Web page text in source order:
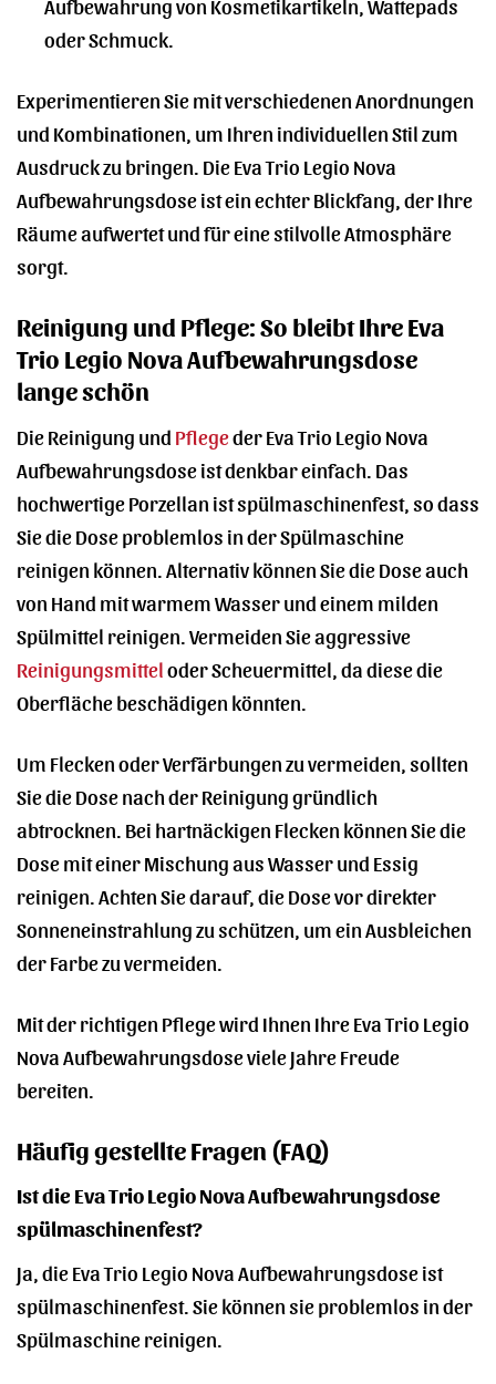
Aufbewahrung von Kosmetikartikeln, Wattepads
oder Schmuck.
Experimentieren Sie mit verschiedenen Anordnungen
und Kombinationen, um Ihren individuellen Stil zum
Ausdruck zu bringen. Die Eva Trio Legio Nova
Aufbewahrungsdose ist ein echter Blickfang, der Ihre
Räume aufwertet und für eine stilvolle Atmosphäre
sorgt.
Reinigung und Pflege: So bleibt Ihre Eva
Trio Legio Nova Aufbewahrungsdose
lange schön
Die Reinigung und Pflegeder Eva Trio Legio Nova
Aufbewahrungsdose ist denkbar einfach. Das
hochwertige Porzellan ist spülmaschinenfest, so dass
Sie die Dose problemlos in der Spülmaschine
reinigen können. Alternativ können Sie die Dose auch
von Hand mit warmem Wasser und einem milden
Spülmittel reinigen. Vermeiden Sie aggressive
Reinigungsmitteloder Scheuermittel, da diese die
Oberfläche beschädigen könnten.
Um Flecken oder Verfärbungen zu vermeiden, sollten
Sie die Dose nach der Reinigung gründlich
abtrocknen. Bei hartnäckigen Flecken können Sie die
Dose mit einer Mischung aus Wasser und Essig
reinigen. Achten Sie darauf, die Dose vor direkter
Sonneneinstrahlung zu schützen, um ein Ausbleichen
der Farbe zu vermeiden.
Mit der richtigen Pflege wird Ihnen Ihre Eva Trio Legio
Nova Aufbewahrungsdose viele Jahre Freude
bereiten.
Häufig gestellte Fragen (FAQ)
Ist die Eva Trio Legio Nova Aufbewahrungsdose
spülmaschinenfest?
Ja, die Eva Trio Legio Nova Aufbewahrungsdose ist
spülmaschinenfest. Sie können sie problemlos in der
Spülmaschine reinigen.